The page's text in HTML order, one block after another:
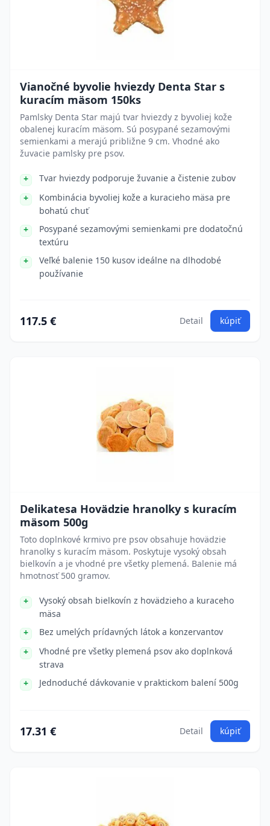
Vianočné byvolie hviezdy Denta Star s
kuracím mäsom 150ks
Pamlsky Denta Star majú tvar hviezdy z byvoliej kože
obalenej kuracím mäsom. Sú posypané sezamovými
semienkami a merajú približne 9 cm. Vhodné ako
žuvacie pamlsky pre psov.
Tvar hviezdy podporuje žuvanie a čistenie zubov
Kombinácia byvoliej kože a kuracieho mäsa pre
bohatú chuť
Posypané sezamovými semienkami pre dodatočnú
textúru
Veľké balenie 150 kusov ideálne na dlhodobé
používanie
117.5 € Detail kúpiť
Delikatesa Hovädzie hranolky s kuracím
mäsom 500g
Toto doplnkové krmivo pre psov obsahuje hovädzie
hranolky s kuracím mäsom. Poskytuje vysoký obsah
bielkovín a je vhodné pre všetky plemená. Balenie má
hmotnosť 500 gramov.
Vysoký obsah bielkovín z hovädzieho a kuraceho
mäsa
Bez umelých prídavných látok a konzervantov
Vhodné pre všetky plemená psov ako doplnková
strava
Jednoduché dávkovanie v praktickom balení 500g
17.31 € Detail kúpiť